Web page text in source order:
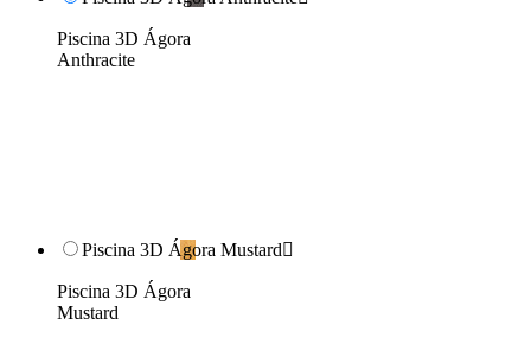
Piscina 3D Ágora
Anthracite
Piscina 3D Ágora Mustard
Piscina 3D Ágora
Mustard